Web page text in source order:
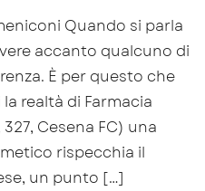
Quando si parla
accanto qualcuno di
È per questo che
realtà di Farmacia
Cesena FC) una
rispecchia il
un punto […]